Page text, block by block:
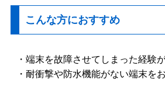
こんな方におすすめ
・端末を故障させてしまった経験
・耐衝撃や防水機能がない端末を